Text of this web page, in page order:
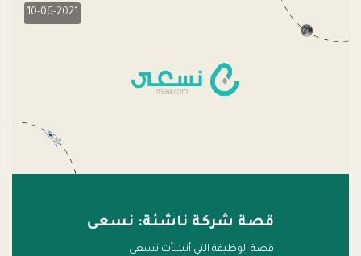
10-06-2021
قصة شركة ناشئة: نسعى
قصة الوظيفة التي أنشأت نسعى